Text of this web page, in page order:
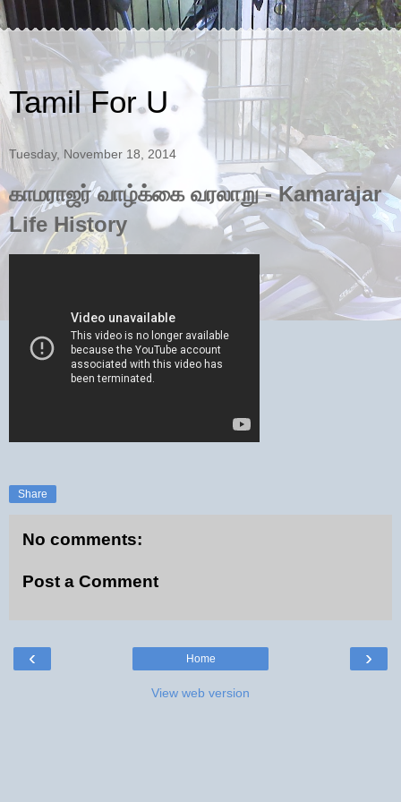
Tamil For U
Tuesday, November 18, 2014
காமராஜர் வாழ்க்கை வரலாறு - Kamarajar
Life History
Share
No comments:
Post a Comment
‹ ›
Home
View web version